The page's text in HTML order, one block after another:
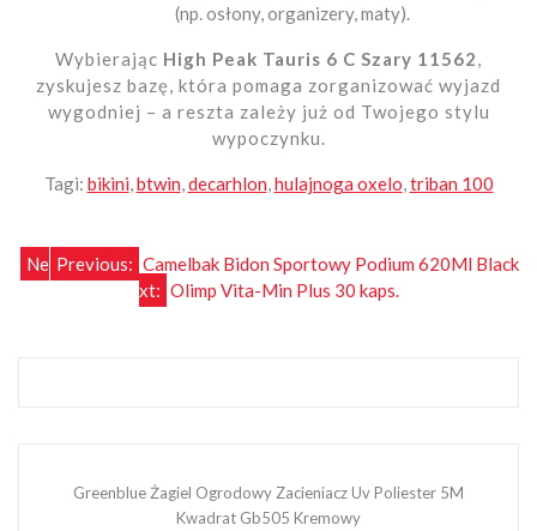
(np. osłony, organizery, maty).
Wybierając High Peak Tauris 6 C Szary 11562,
zyskujesz bazę, która pomaga zorganizować wyjazd
wygodniej – a reszta zależy już od Twojego stylu
wypoczynku.
Tagi: bikini,btwin,decarhlon,hulajnoga oxelo,triban 100
Nawigacja
Previous: Camelbak Bidon Sportowy Podium 620Ml Black
Ne
xt: Olimp Vita-Min Plus 30 kaps.
Greenblue Żagiel Ogrodowy Zacieniacz Uv Poliester 5M
Kwadrat Gb505 Kremowy